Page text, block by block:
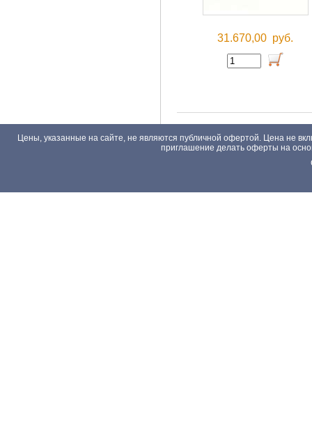
31.670,00 руб.
Цены, указанные на сайте, не являются публичной офертой. Цена не
приглашение делать оферты на